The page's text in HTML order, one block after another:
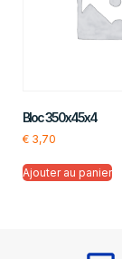
Bloc 350x45x4
€ 3,70
Ajouter au panier